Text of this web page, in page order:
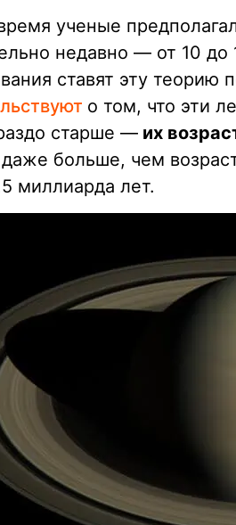
ученые
недавно — от 10
ставят эту
о том, что эти
старше — их
больше, чем
миллиарда лет.